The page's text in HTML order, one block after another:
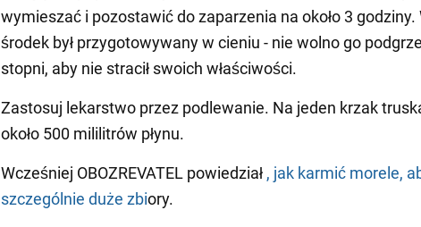
wymieszać i pozostawić do zaparzenia na około 3 godziny.
środek był przygotowywany w cieniu - nie wolno go
stopni, aby nie stracił swoich właściwości.
Zastosuj lekarstwo przez podlewanie. Na jeden krzak
około 500 mililitrów płynu.
Wcześniej OBOZREVATEL powiedział , jak karmić morele,
szczególnie duże zbiory.